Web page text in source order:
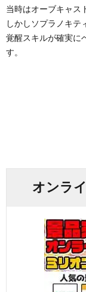
当時はオーブキャス
しかしソプラノキテ
覚醒スキルが確実に
す。
オンラ